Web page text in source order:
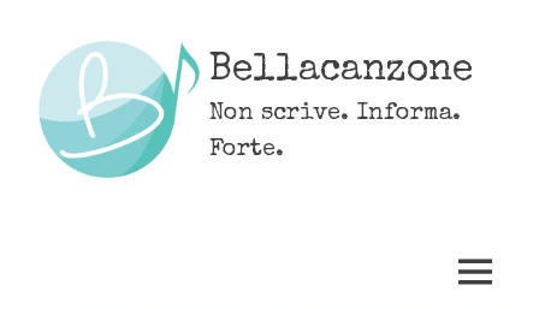
content
Bellacanzone
Non scrive. Informa.
Forte.
MENU